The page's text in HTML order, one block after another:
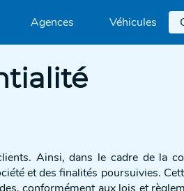
Agences Véhicules
Ainsi, dans le cadre de la
et des finalités poursuivies.